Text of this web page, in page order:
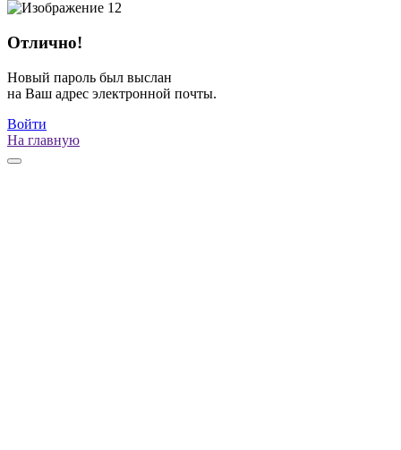
Отлично!
Новый пароль был выслан
на Ваш адрес электронной почты.
Войти
На главную